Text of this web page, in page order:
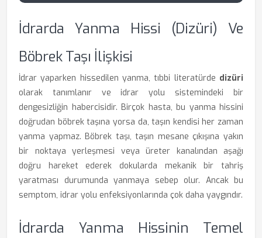
İdrarda Yanma Hissi (Dizüri) Ve
Böbrek Taşı İlişkisi
İdrar yaparken hissedilen yanma, tıbbi literatürde dizüri
olarak tanımlanır ve idrar yolu sistemindeki bir
dengesizliğin habercisidir. Birçok hasta, bu yanma hissini
doğrudan böbrek taşına yorsa da, taşın kendisi her zaman
yanma yapmaz. Böbrek taşı, taşın mesane çıkışına yakın
bir noktaya yerleşmesi veya üreter kanalından aşağı
doğru hareket ederek dokularda mekanik bir tahriş
yaratması durumunda yanmaya sebep olur. Ancak bu
semptom, idrar yolu enfeksiyonlarında çok daha yaygındır.
İdrarda Yanma Hissinin Temel